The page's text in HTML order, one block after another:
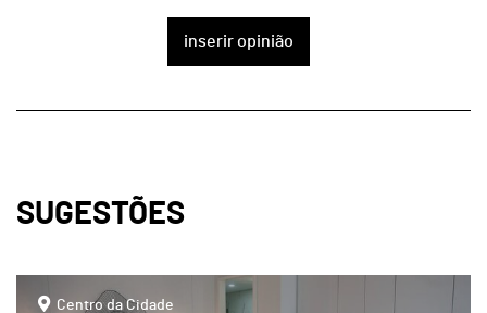
inserir opinião
SUGESTÕES
Centro da Cidade